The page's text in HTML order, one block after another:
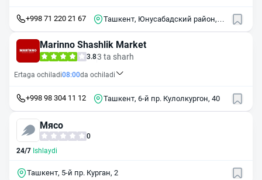
+998 71 220 21 67
Ташкент, Юнусабадский район,
Marinno Shashlik Market
3.83 ta sharh
Ertaga ochiladi08:00da ochiladi
+998 98 304 11 12 Ташкент, 6-й пр. Кулолкургон, 40
Мясо
0
24/7 Ishlaydi
Ташкент, 5-й пр. Курган, 2